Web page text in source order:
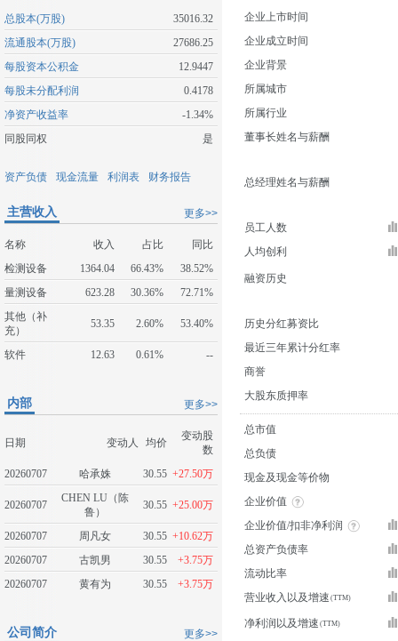
总股本(万股)
35016.32
流通股本(万股)
27686.25
每股资本公积金
12.9447
每股未分配利润
0.4178
净资产收益率
-1.34%
同股同权
是
资产负债 现金流量 利润表 财务报告
更多>>
主营收入
名称 收入 占比
同比
检测设备
1364.04 66.43%
38.52%
量测设备
623.28 30.36%
72.71%
其他（补
充）
53.35 2.60% 53.40%
软件 12.63 0.61% --
更多>>
内部
日期 变动人 均价
变动股
数
20260707
哈承姝 30.55 +27.50万
20260707
CHEN LU（陈
鲁）
30.55 +25.00万
20260707 周凡女 30.55 +10.62万
20260707
古凯男 30.55
+3.75万
20260707
黄有为 30.55 +3.75万
更多>>
公司简介
企业上市时间
企业成立时间
企业背景
所属城市
所属行业
董事长姓名与薪酬
总经理姓名与薪酬
员工人数
人均创利
融资历史
历史分红募资比
最近三年累计分红率
商誉
大股东质押率
总市值
总负债
现金及现金等价物
企业价值
企业价值/扣非净利润
总资产负债率
流动比率
营业收入以及增速
净利润以及增速